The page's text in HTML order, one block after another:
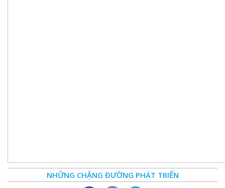
NHỮNG CHẶNG ĐƯỜNG PHÁT TRIỂN